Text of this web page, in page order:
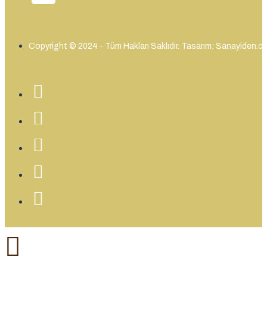
Copyright © 2024 - Tüm Hakları Saklıdır. Tasarım: